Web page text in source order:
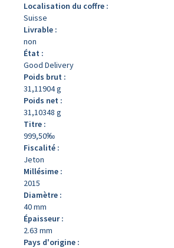
Localisation du coffre :
Suisse
Livrable :
non
État :
Good Delivery
Poids brut :
31,11904 g
Poids net :
31,10348 g
Titre :
999,50‰
Fiscalité :
Jeton
Millésime :
2015
Diamètre :
40 mm
Épaisseur :
2.63 mm
Pays d'origine :